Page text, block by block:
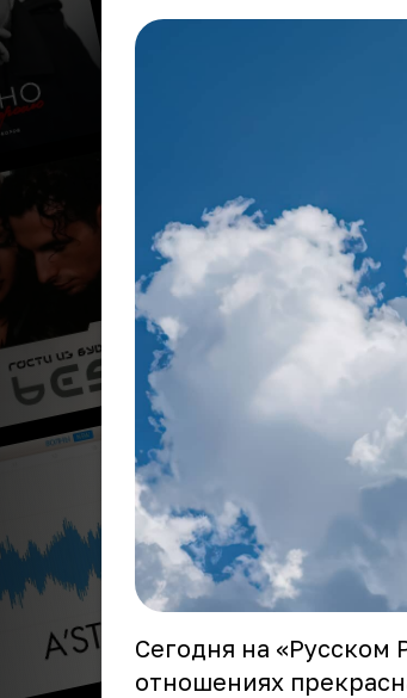
Сегодня на «Русском
отношениях